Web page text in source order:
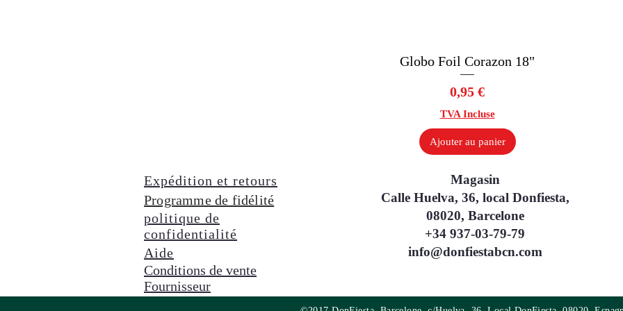
Aperçu rapide
Globo Foil Corazon 18"
Prix
0,95 €
TVA Incluse
Ajouter au panier
Expédition et retours
Programme de fidélité
politique de
confidentialité
Aide
Conditions de vente
Fournisseur
Magasin
Calle Huelva, 36, local Donfiesta,
08020, Barcelone
+34 937-03-79-79
info@donfiestabcn.com